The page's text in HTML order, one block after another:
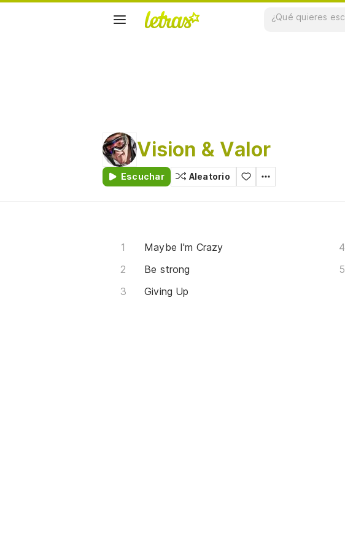
Vision & Valor
Escuchar Aleatorio
Maybe I'm Crazy
Be strong
Giving Up